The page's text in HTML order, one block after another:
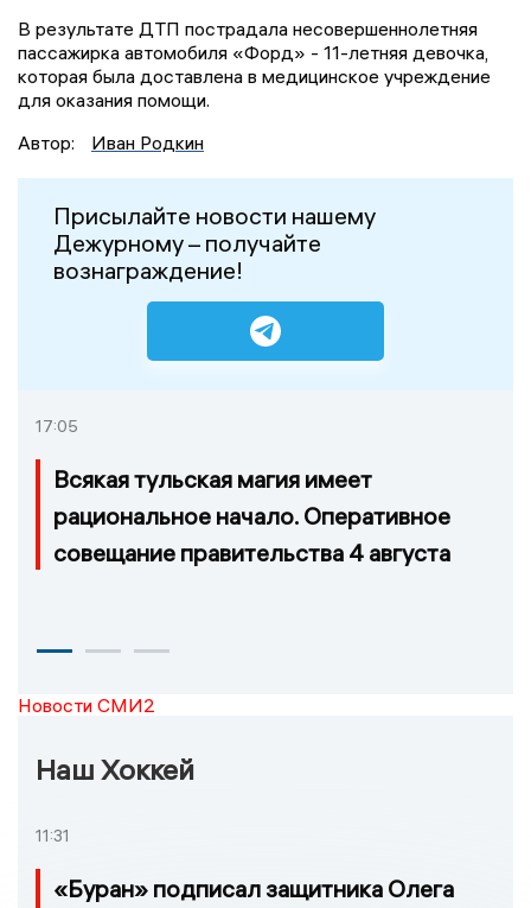
В результате ДТП пострадала несовершеннолетняя
пассажирка автомобиля «Форд» - 11-летняя девочка,
которая была доставлена в медицинское учреждение
для оказания помощи.
Автор:
Иван Родкин
Присылайте новости нашему
Дежурному – получайте
вознаграждение!
17:05
Всякая тульская магия имеет
рациональное начало. Оперативное
совещание правительства 4 августа
Новости СМИ2
Наш Хоккей
11:31
«Буран» подписал защитника Олега